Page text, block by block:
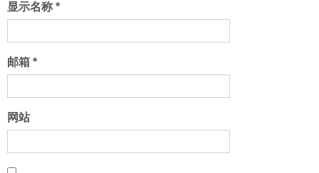
显示名称 *
邮箱 *
网站